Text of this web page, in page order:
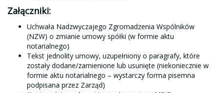
Załączniki:
Uchwała Nadzwyczajego Zgromadzenia Wspólników
(NZW) o zmianie umowy spółki (w formie aktu
notarialnego)
Tekst jednolity umowy, uzupełniony o paragrafy, które
zostały dodane/zamienione lub usunięte (niekoniecznie w
formie aktu notarialnego – wystarczy forma pisemna
podpisana przez Zarząd)